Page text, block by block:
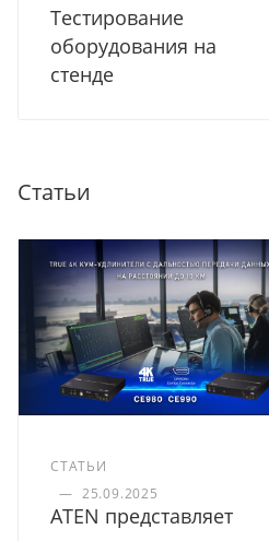
Тестирование
оборудования на
стенде
Статьи
СТАТЬИ
— 25.09.2025
ATEN представляет